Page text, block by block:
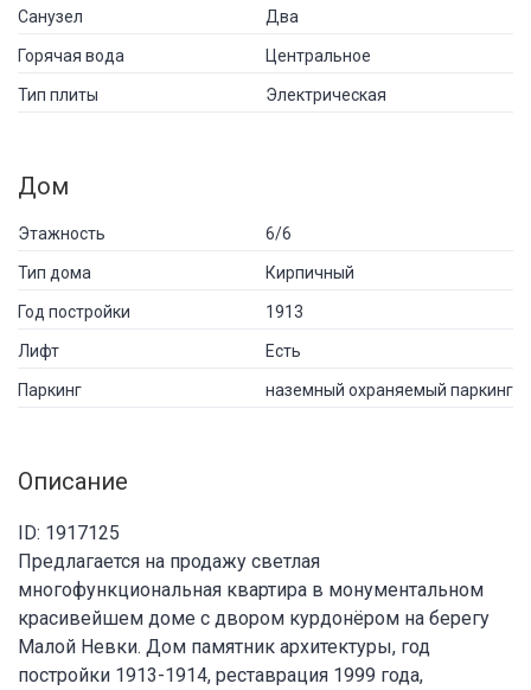
Санузел Два
Горячая вода Центральное
Тип плиты Электрическая
Дом
Этажность 6/6
Тип дома Кирпичный
Год постройки 1913
Лифт Есть
Паркинг наземный охраняемый паркинг
Описание
ID: 1917125
Предлагается на продажу светлая
многофункциональная квартира в монументальном
красивейшем доме с двором курдонёром на берегу
Малой Невки. Дом памятник архитектуры, год
постройки 1913-1914, реставрация 1999 года,